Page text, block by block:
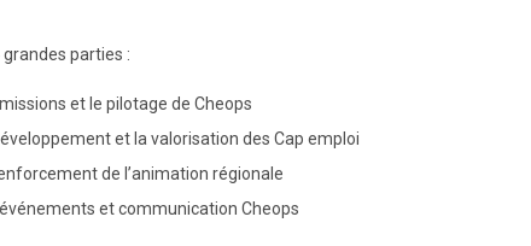
parties :
missions et le pilotage de Cheops
et la valorisation des Cap emploi
de l’animation régionale
événements et communication Cheops